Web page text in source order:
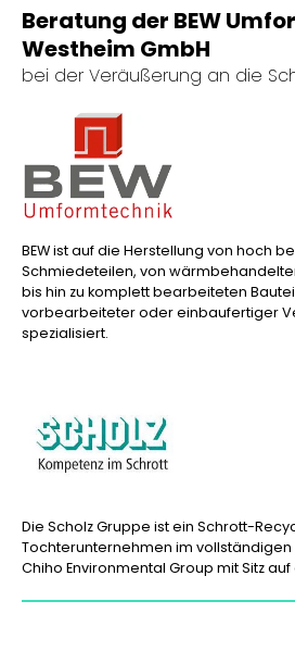
Beratung der BEW
Westheim GmbH
bei der Veräußerung an die
BEW ist auf die Herstellung von hoch
Schmiedeteilen, von
bis hin zu komplett bearbeiteten
vorbearbeiteter oder einbaufertiger
spezialisiert.
Die Scholz Gruppe ist ein Schrott-
Tochterunternehmen im vollständigen
Chiho Environmental Group mit Sitz